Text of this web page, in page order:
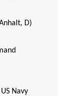
D)
Navy